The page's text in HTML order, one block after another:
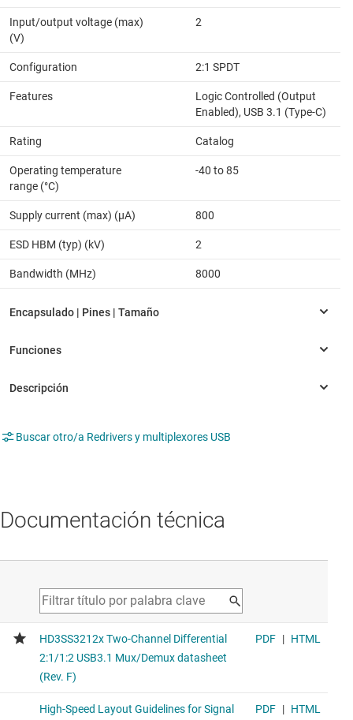
Input/output voltage (max)
(V)
2
Configuration 2:1 SPDT
Features
Logic Controlled (Output
Enabled), USB 3.1 (Type-C)
Rating Catalog
Operating temperature
range (°C)
-40 to 85
Supply current (max) (µA) 800
ESD HBM (typ) (kV) 2
Bandwidth (MHz) 8000
Buscar otro/a Redrivers y multiplexores USB
Documentación técnica